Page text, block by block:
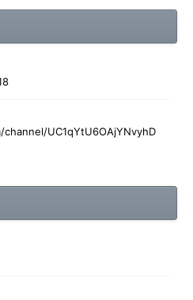
UC1qYtU6OAjYNvyhD